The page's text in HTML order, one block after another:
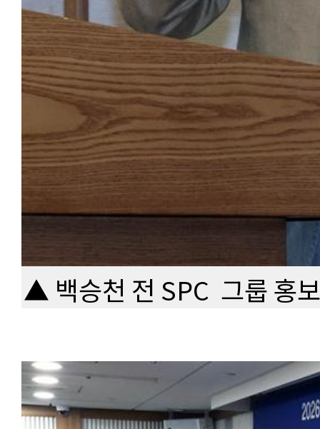
▲ 백승천 전 SPC 그룹 홍